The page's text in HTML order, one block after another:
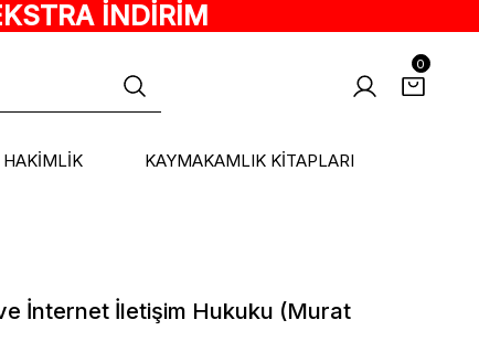
İNDİRİM
0
HAKİMLİK KAYMAKAMLIK KİTAPLARI
İnternet İletişim Hukuku (Murat